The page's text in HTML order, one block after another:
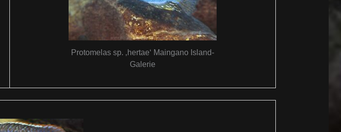
Protomelas sp. ‚hertae‘ Maingano Island-
Galerie